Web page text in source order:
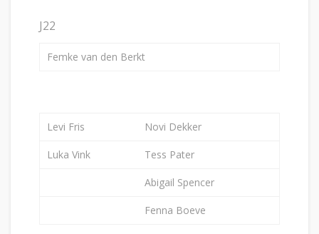
J22
Femke van den Berkt
Levi Fris Novi Dekker
Luka Vink Tess Pater
Abigail Spencer
Fenna Boeve